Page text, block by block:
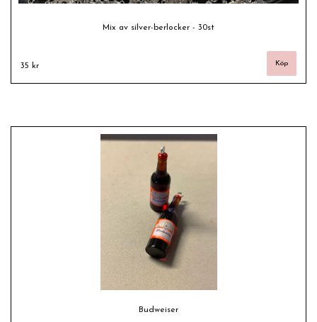
Mix av silver-berlocker - 30st
35 kr
Budweiser